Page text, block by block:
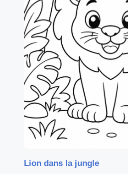
Lion dans la jungle